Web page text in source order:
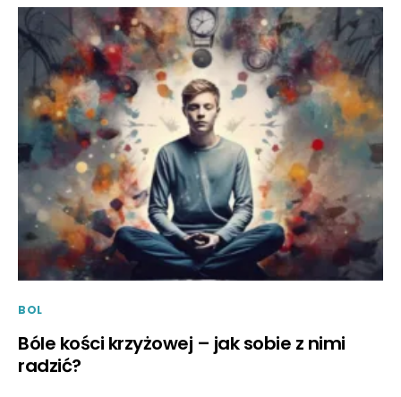
BOL
Bóle kości krzyżowej – jak sobie z nimi
radzić?